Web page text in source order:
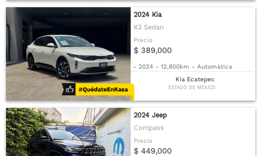
2024 Kia
K3 Sedan
Precio
$ 389,000
- 2024 - 12,800km - Automática
Kia Ecatepec
ESTADO DE MÉXICO
2024 Jeep
Compass
Precio
$ 449,000